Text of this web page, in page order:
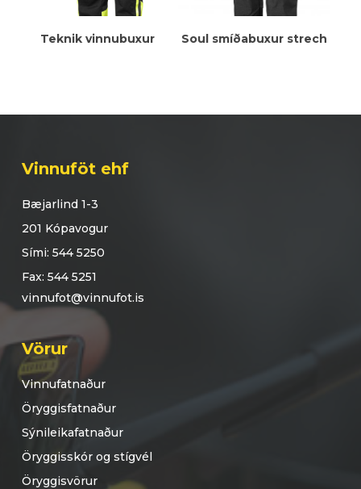
Meiri Upplýsingar
Teknik vinnubuxur Meiri Upplýsingar
Soul smíðabuxur strech
Vinnuföt ehf
Bæjarlind 1-3
201 Kópavogur
Sími: 544 5250
Fax: 544 5251
vinnufot@vinnufot.is
Vörur
Vinnufatnaður
Öryggisfatnaður
Sýnileikafatnaður
Öryggisskór og stígvél
Öryggisvörur